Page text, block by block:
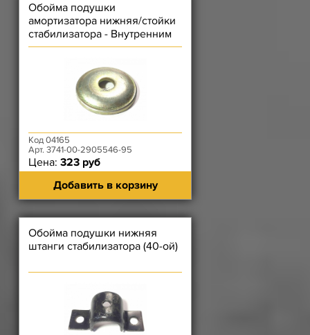
Обойма подушки
амортизатора нижняя/стойки
стабилизатора - Внутренним
Ф 12,8 мм
Код 04165
Арт. 3741-00-2905546-95
Цена: 323 руб
Добавить в корзину
Обойма подушки нижняя
штанги стабилизатора (40-ой)